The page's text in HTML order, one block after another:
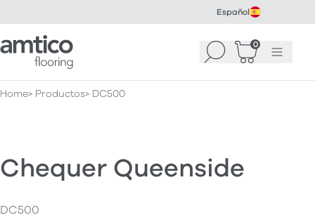
Español
Amtico Flooring Buscar 0
Cesta (0)
Menú
Home Productos DC500
Chequer Queenside
DC500